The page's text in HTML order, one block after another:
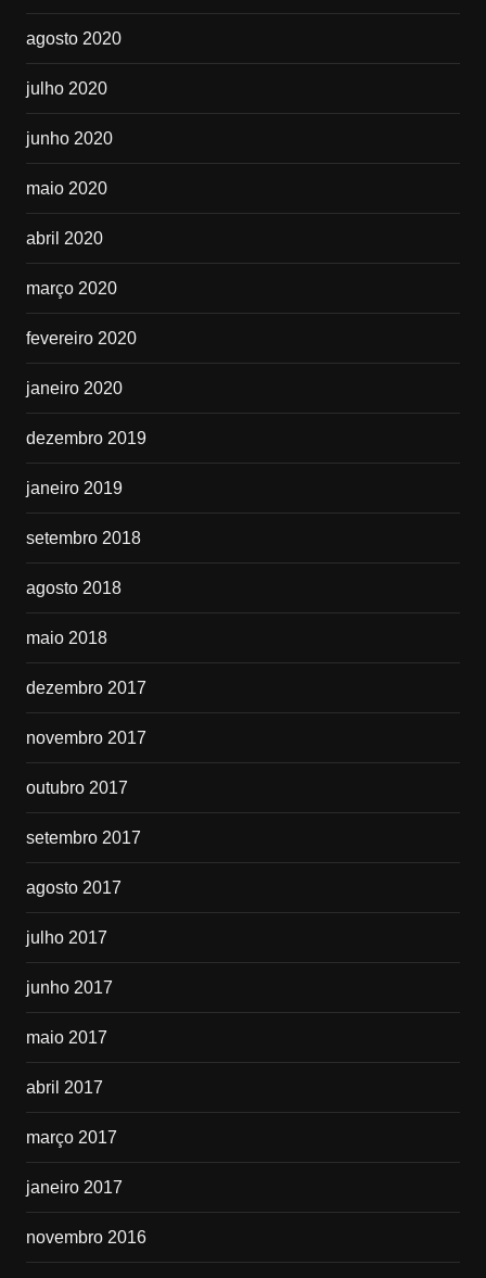
agosto 2020
julho 2020
junho 2020
maio 2020
abril 2020
março 2020
fevereiro 2020
janeiro 2020
dezembro 2019
janeiro 2019
setembro 2018
agosto 2018
maio 2018
dezembro 2017
novembro 2017
outubro 2017
setembro 2017
agosto 2017
julho 2017
junho 2017
maio 2017
abril 2017
março 2017
janeiro 2017
novembro 2016